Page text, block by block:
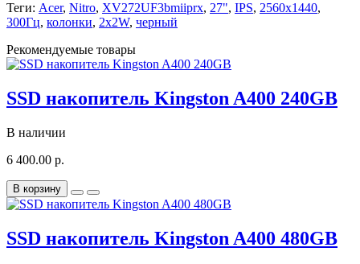
Теги: Acer, Nitro, XV272UF3bmiiprx, 27", IPS, 2560x1440,
300Гц, колонки, 2х2W, черный
Рекомендуемые товары
SSD накопитель Kingston A400 240GB
В наличии
6 400.00 р.
В корзину
SSD накопитель Kingston A400 480GB